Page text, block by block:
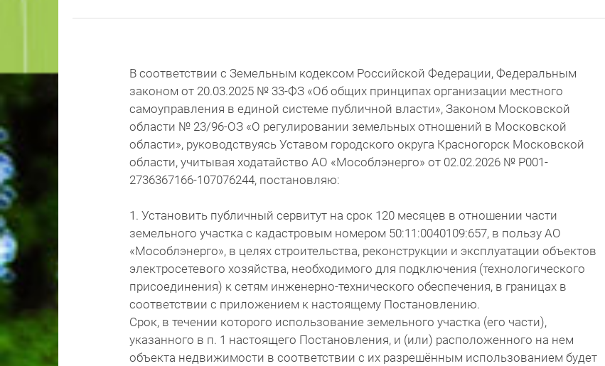
В соответствии с Земельным кодексом Российской Федерации, Федеральным
законом от 20.03.2025 № 33-ФЗ «Об общих принципах организации местного
самоуправления в единой системе публичной власти», Законом Московской
области № 23/96-ОЗ «О регулировании земельных отношений в Московской
области», руководствуясь Уставом городского округа Красногорск Московской
области, учитывая ходатайство АО «Мособлэнерго» от 02.02.2026 № P001-
2736367166-107076244, постановляю:
1. Установить публичный сервитут на срок 120 месяцев в отношении части
земельного участка с кадастровым номером 50:11:0040109:657, в пользу АО
«Мособлэнерго», в целях строительства, реконструкции и эксплуатации объектов
электросетевого хозяйства, необходимого для подключения (технологического
присоединения) к сетям инженерно-технического обеспечения, в границах в
соответствии с приложением к настоящему Постановлению.
Срок, в течении которого использование земельного участка (его части),
указанного в п. 1 настоящего Постановления, и (или) расположенного на нем
объекта недвижимости в соответствии с их разрешённым использованием будет